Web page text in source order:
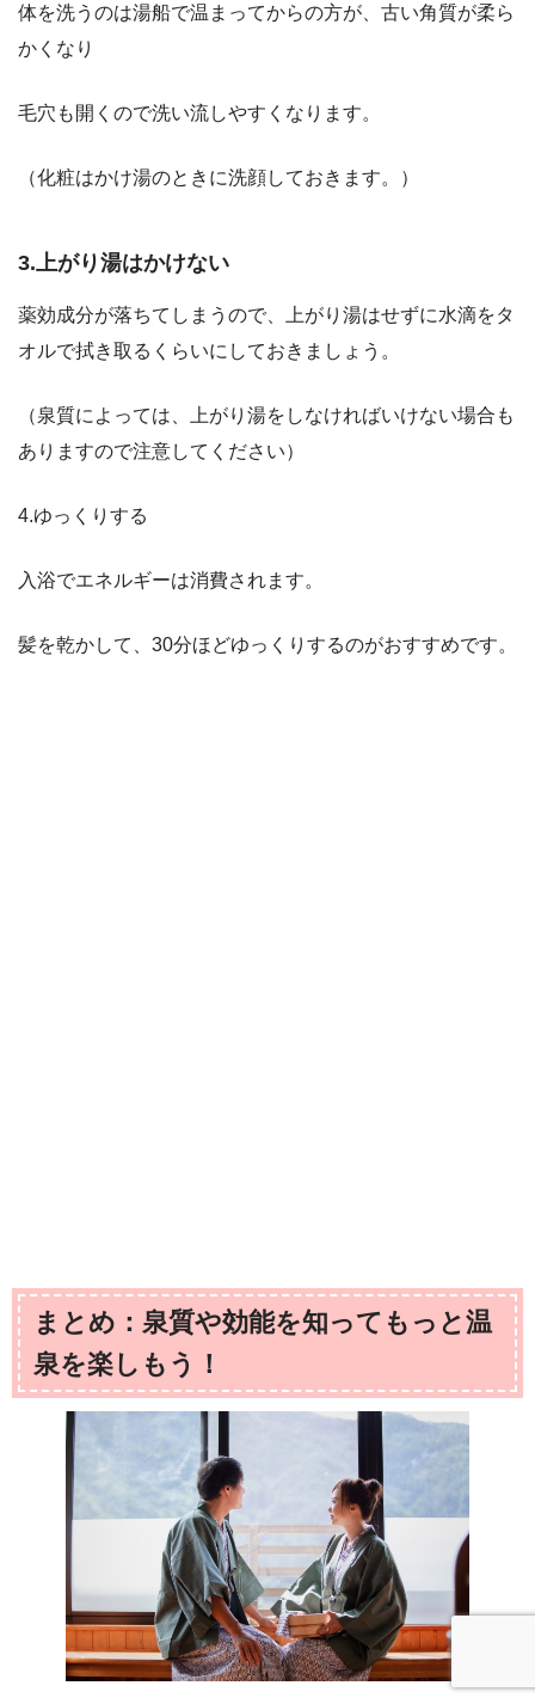
体を洗うのは湯船で温まってからの方が、古い角質が柔ら
かくなり
毛穴も開くので洗い流しやすくなります。
（化粧はかけ湯のときに洗顔しておきます。）
3.上がり湯はかけない
薬効成分が落ちてしまうので、上がり湯はせずに水滴をタ
オルで拭き取るくらいにしておきましょう。
（泉質によっては、上がり湯をしなければいけない場合も
ありますので注意してください）
4.ゆっくりする
入浴でエネルギーは消費されます。
髪を乾かして、30分ほどゆっくりするのがおすすめです。
まとめ：泉質や効能を知ってもっと温
泉を楽しもう！